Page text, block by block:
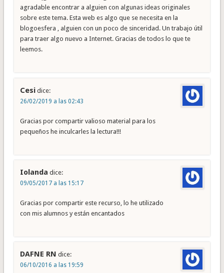
agradable encontrar a alguien con algunas ideas originales
sobre este tema. Esta web es algo que se necesita en la
blogoesfera , alguien con un poco de sinceridad. Un trabajo útil
para traer algo nuevo a Internet. Gracias de todos lo que te
leemos.
Cesi dice:
26/02/2019 a las 02:43
Gracias por compartir valioso material para los
pequeños he inculcarles la lectura!!!
Iolanda dice:
09/05/2017 a las 15:17
Gracias por compartir este recurso, lo he utilizado
con mis alumnos y están encantados
DAFNE RN dice:
06/10/2016 a las 19:59